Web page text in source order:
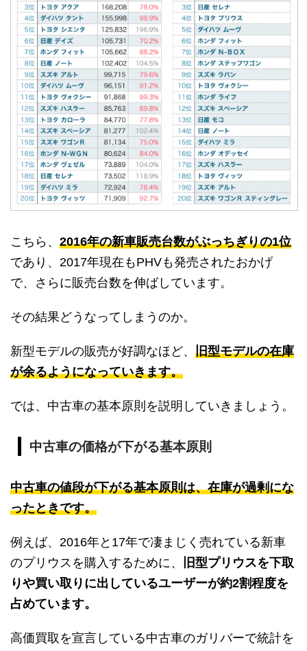
こちら、 2016年の新車販売台数がぶっちぎりの1位
であり、2017年現在もPHVも発売されたおかげ
で、さらに販売台数を伸ばしています。
その結果どうなってしまうのか。
新型モデルの販売が好調なほど、 旧型モデルの在庫
が余るようになっていきます。
では、中古車の基本原則を説明していきましょう。
中古車の価格が下がる基本原則
中古車の値段が下がる基本原則は、在庫が過剰にな
ったときです。
例えば、2016年と17年で凄まじく売れている新車
のプリウスを購入するために、
旧型プリウスを下取
りや買い取りに出しているユーザーが約2割程度を
占めています。
高価買取を宣言している中古車のガリバーで統計を